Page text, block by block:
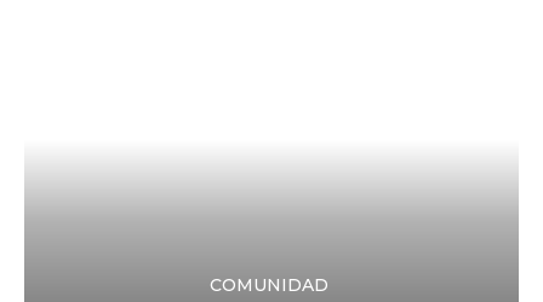
COMUNIDAD